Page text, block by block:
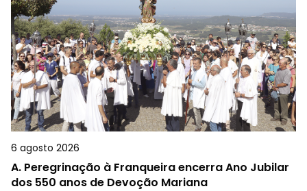
6 agosto 2026
A. Peregrinação à Franqueira encerra Ano Jubilar
dos 550 anos de Devoção Mariana